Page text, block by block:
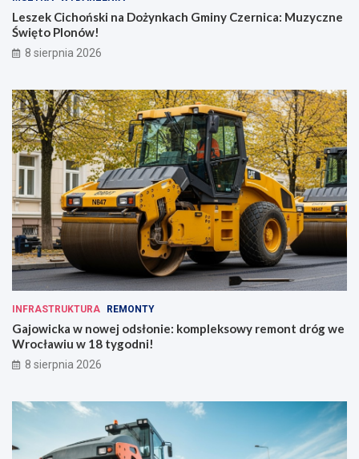
Leszek Cichoński na Dożynkach Gminy Czernica: Muzyczne
Święto Plonów!
8 sierpnia 2026
INFRASTRUKTURA REMONTY
Gajowicka w nowej odsłonie: kompleksowy remont dróg we
Wrocławiu w 18 tygodni!
8 sierpnia 2026